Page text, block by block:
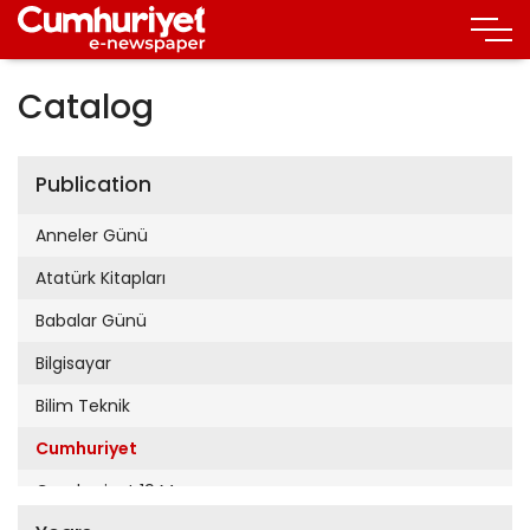
Catalog
Publication
Anneler Günü
Atatürk Kitapları
Babalar Günü
Bilgisayar
Bilim Teknik
Cumhuriyet
Cumhuriyet 19 Mayıs